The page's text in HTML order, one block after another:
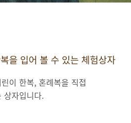
을 입어 볼 수 있는 체험상자
이 한복, 혼례복을 직접
상자입니다.